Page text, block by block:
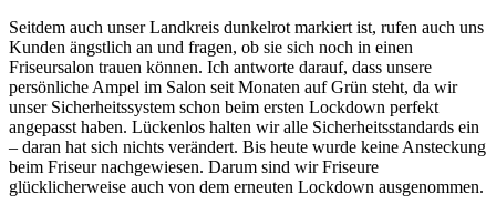
Seitdem auch unser Landkreis dunkelrot markiert ist, rufen auch uns
Kunden ängstlich an und fragen, ob sie sich noch in einen
Friseursalon trauen können. Ich antworte darauf, dass unsere
persönliche Ampel im Salon seit Monaten auf Grün steht, da wir
unser Sicherheitssystem schon beim ersten Lockdown perfekt
angepasst haben. Lückenlos halten wir alle Sicherheitsstandards ein
– daran hat sich nichts verändert. Bis heute wurde keine Ansteckung
beim Friseur nachgewiesen. Darum sind wir Friseure
glücklicherweise auch von dem erneuten Lockdown ausgenommen.